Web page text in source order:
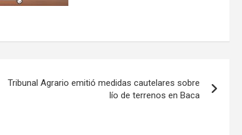
Tribunal Agrario emitió medidas cautelares sobre
lío de terrenos en Baca